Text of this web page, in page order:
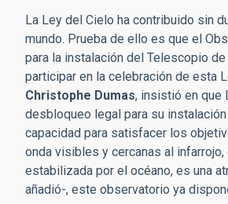
La Ley del Cielo ha contribuido sin
mundo. Prueba de ello es que el
para la instalación del Telescopio
participar en la celebración de esta
Christophe Dumas, insistió en que
desbloqueo legal para su
capacidad para satisfacer los
onda visibles y cercanas al
estabilizada por el océano, es una
añadió-, este observatorio ya